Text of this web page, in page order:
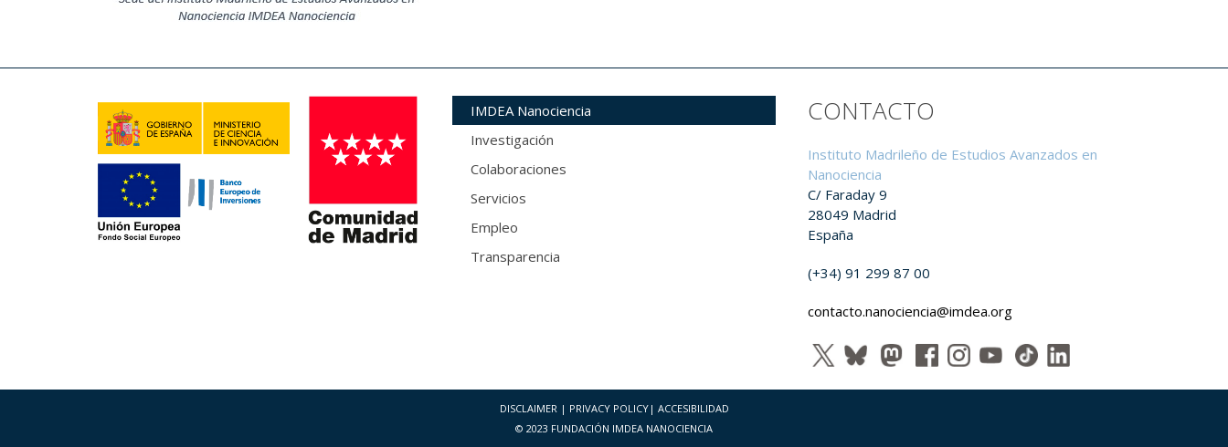
IMDEA Nanociencia
Investigación
Colaboraciones
Servicios
Empleo
Transparencia
CONTACTO
Instituto Madrileño de Estudios Avanzados en
Nanociencia
C/ Faraday 9
28049 Madrid
España
(+34) 91 299 87 00
contacto.nanociencia@imdea.org
DISCLAIMER| PRIVACY POLICY| ACCESIBILIDAD
© 2023 FUNDACIÓN IMDEA NANOCIENCIA